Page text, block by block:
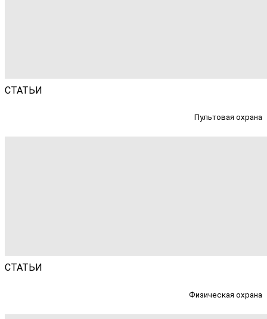
СТАТЬИ
Пультовая охрана
СТАТЬИ
Физическая охрана